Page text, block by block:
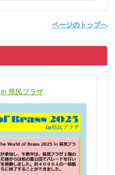
ページのトップへ
県民プラザ